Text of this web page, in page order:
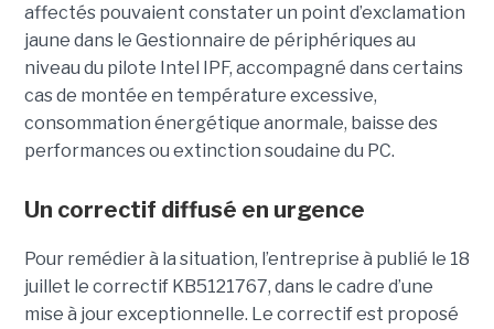
affectés pouvaient constater un point d’exclamation
jaune dans le Gestionnaire de périphériques au
niveau du pilote Intel IPF, accompagné dans certains
cas de montée en température excessive,
consommation énergétique anormale, baisse des
performances ou extinction soudaine du PC.
Un correctif diffusé en urgence
Pour remédier à la situation, l’entreprise à publié le 18
juillet le correctif KB5121767, dans le cadre d’une
mise à jour exceptionnelle. Le correctif est proposé